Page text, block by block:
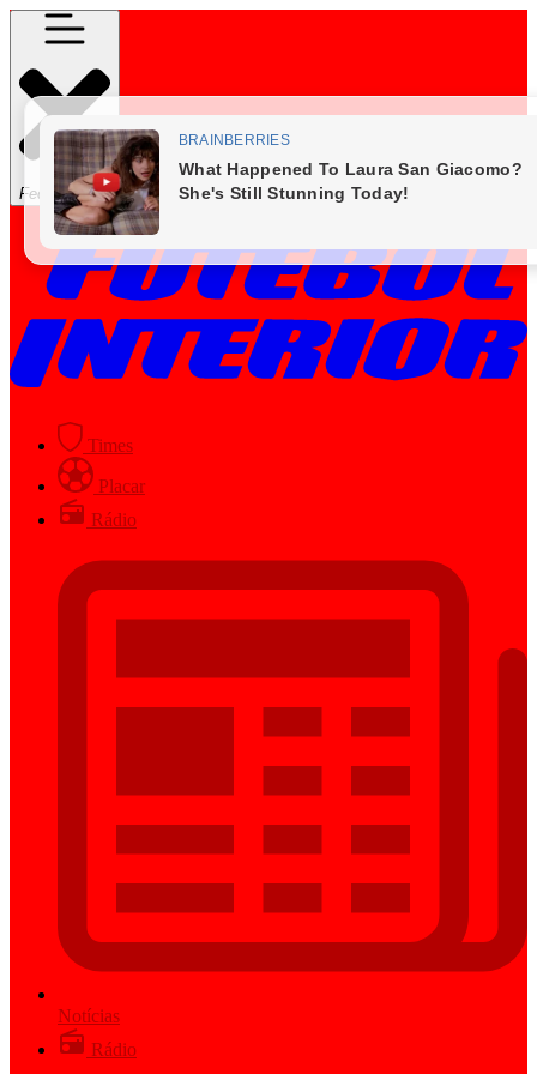
Fechar Menu
Times
Placar
Rádio
Notícias
Rádio